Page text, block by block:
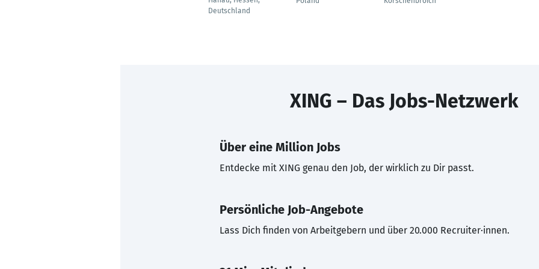
Deutschland
XING – Das Jobs-Netzwerk
Über eine Million Jobs
Entdecke mit XING genau den Job, der wirklich zu Dir passt.
Persönliche Job-Angebote
Lass Dich finden von Arbeitgebern und über 20.000 Recruiter·innen.